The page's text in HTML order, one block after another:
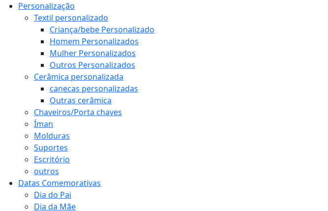
Personalização
Textil personalizado
Criança/bebe Personalizado
Homem Personalizados
Mulher Personalizados
Outros Personalizados
Cerâmica personalizada
canecas personalizadas
Outras cerâmica
Chaveiros/Porta chaves
Íman
Molduras
Suportes
Escritório
outros
Datas Comemorativas
Dia do Pai
Dia da Mãe